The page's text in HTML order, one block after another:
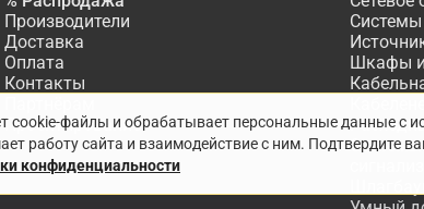
Производители
Доставка
Оплата
Контакты
Проектирование
Шкафы
cookie-файлы и обрабатывает персональные данные с
работу сайта и взаимодействие с ним. Подтвердите
конфиденциальности